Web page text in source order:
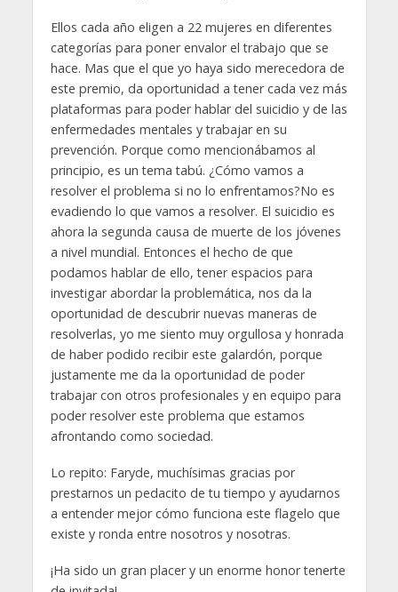
Ellos cada año eligen a 22 mujeres en diferentes
categorías para poner envalor el trabajo que se
hace. Mas que el que yo haya sido merecedora de
este premio, da oportunidad a tener cada vez más
plataformas para poder hablar del suicidio y de las
enfermedades mentales y trabajar en su
prevención. Porque como mencionábamos al
principio, es un tema tabú. ¿Cómo vamos a
resolver el problema si no lo enfrentamos?No es
evadiendo lo que vamos a resolver. El suicidio es
ahora la segunda causa de muerte de los jóvenes
a nivel mundial. Entonces el hecho de que
podamos hablar de ello, tener espacios para
investigar abordar la problemática, nos da la
oportunidad de descubrir nuevas maneras de
resolverlas, yo me siento muy orgullosa y honrada
de haber podido recibir este galardón, porque
justamente me da la oportunidad de poder
trabajar con otros profesionales y en equipo para
poder resolver este problema que estamos
afrontando como sociedad.
Lo repito: Faryde, muchísimas gracias por
prestarnos un pedacito de tu tiempo y ayudarnos
a entender mejor cómo funciona este flagelo que
existe y ronda entre nosotros y nosotras.
¡Ha sido un gran placer y un enorme honor tenerte